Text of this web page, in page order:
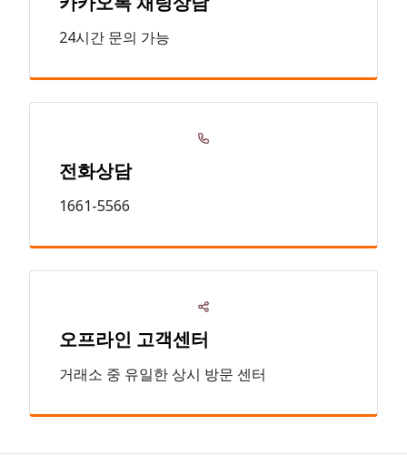
24시간 문의 가능
전화상담
1661-5566
오프라인 고객센터
거래소 중 유일한 상시 방문 센터